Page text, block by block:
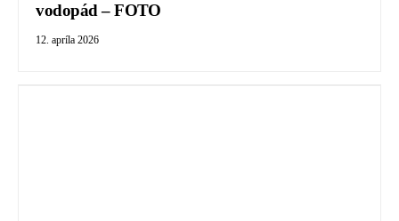
vodopád – FOTO
12. apríla 2026